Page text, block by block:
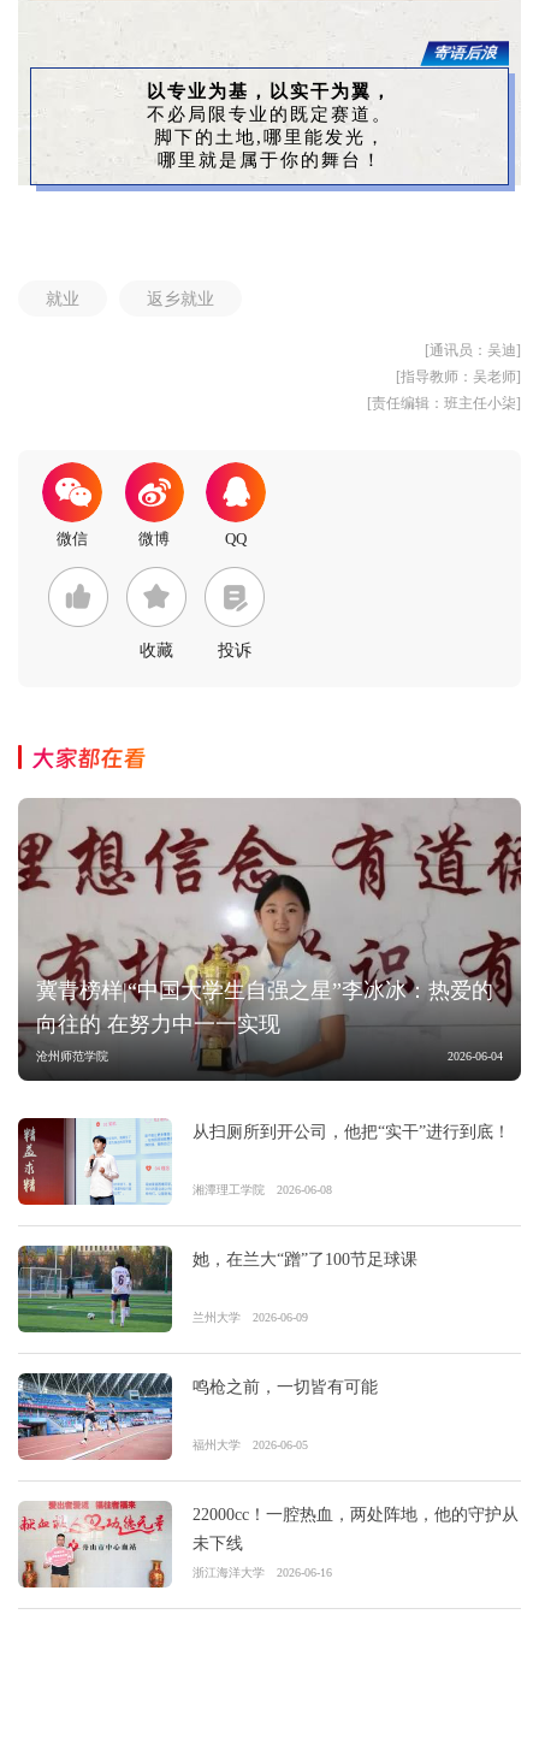
寄语后浪
以专业为基，以实干为翼，
不必局限专业的既定赛道。
脚下的土地,哪里能发光，
哪里就是属于你的舞台！
就业 返乡就业
[通讯员：吴迪]
[指导教师：吴老师]
[责任编辑：班主任小柒]
收藏 投诉
大家都在看
冀青榜样|“中国大学生自强之星”李冰冰：热爱的
向往的 在努力中一一实现
沧州师范学院 2026-06-04
从扫厕所到开公司，他把“实干”进行到底！
湘潭理工学院 2026-06-08
她，在兰大“蹭”了100节足球课
兰州大学 2026-06-09
鸣枪之前，一切皆有可能
福州大学 2026-06-05
22000cc！一腔热血，两处阵地，他的守护从
未下线
浙江海洋大学 2026-06-16